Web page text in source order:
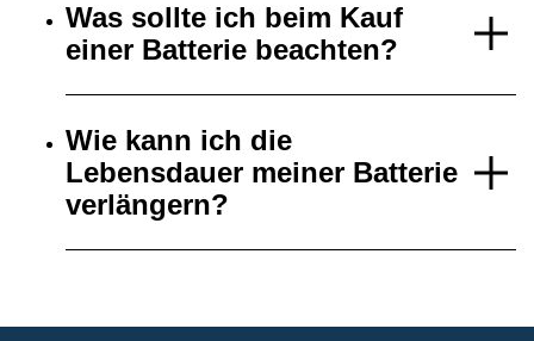
Was sollte ich beim Kauf
einer Batterie beachten?
Wie kann ich die
Lebensdauer meiner Batterie
verlängern?